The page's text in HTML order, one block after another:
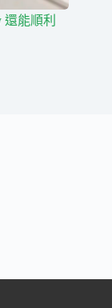
還能順利